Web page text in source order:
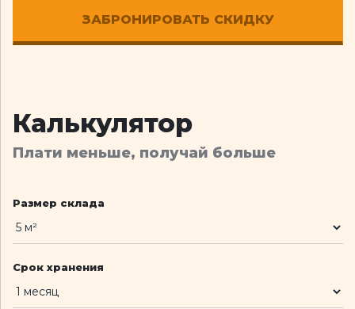
Калькулятор
Плати меньше, получай больше
Размер склада
Срок хранения